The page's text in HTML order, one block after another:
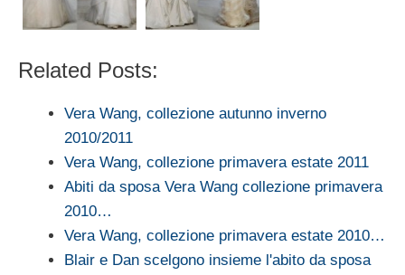
Related Posts:
Vera Wang, collezione autunno inverno
2010/2011
Vera Wang, collezione primavera estate 2011
Abiti da sposa Vera Wang collezione primavera
2010…
Vera Wang, collezione primavera estate 2010…
Blair e Dan scelgono insieme l'abito da sposa